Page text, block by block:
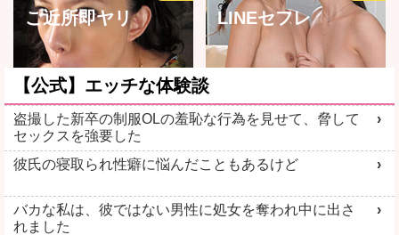
詳しく見る
ご近所即ヤリ
詳しく見る
LINEセフレ
【公式】エッチな体験談
盗撮した新卒の制服OLの羞恥な行為を見せて、脅して
セックスを強要した
彼氏の寝取られ性癖に悩んだこともあるけど
バカな私は、彼ではない男性に処女を奪われ中に出さ
れました